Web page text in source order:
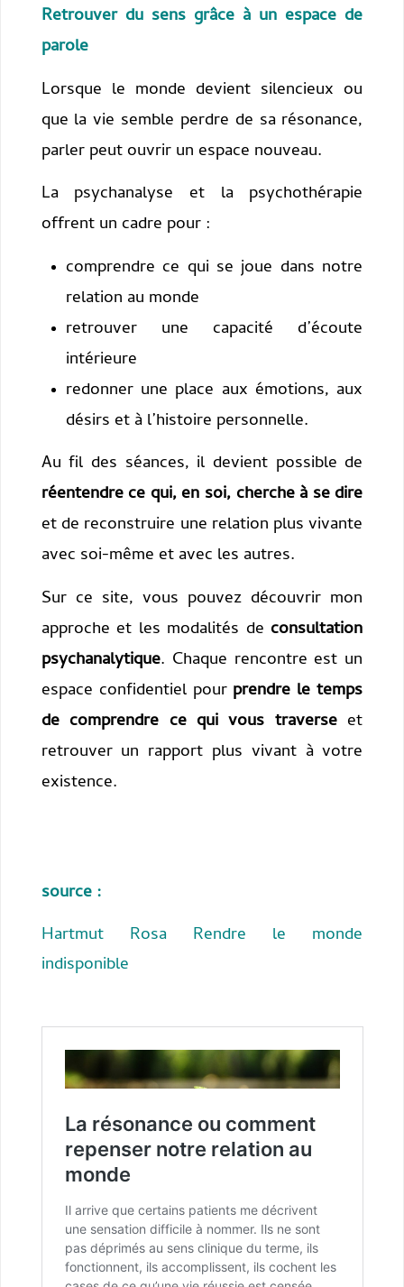
Retrouver du sens grâce à un espace de
parole
Lorsque le monde devient silencieux ou
que la vie semble perdre de sa résonance,
parler peut ouvrir un espace nouveau.
La psychanalyse et la psychothérapie
offrent un cadre pour :
comprendre ce qui se joue dans notre
relation au monde
retrouver une capacité d’écoute
intérieure
redonner une place aux émotions, aux
désirs et à l’histoire personnelle.
Au fil des séances, il devient possible de
réentendre ce qui, en soi, cherche à se dire
et de reconstruire une relation plus vivante
avec soi-même et avec les autres.
Sur ce site, vous pouvez découvrir mon
approche et les modalités de consultation
psychanalytique. Chaque rencontre est un
espace confidentiel pour prendre le temps
de comprendre ce qui vous traverseet
retrouver un rapport plus vivant à votre
existence.
source :
Hartmut Rosa Rendre le monde
indisponible